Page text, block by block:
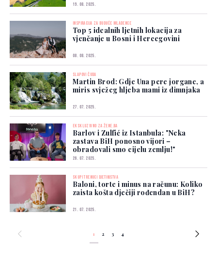
19. 08. 2025.
INSPIRACIJA ZA BUDUĆE MLADENCE
Top 5 idealnih ljetnih lokacija za
vjenčanje u Bosni i Hercegovini
08. 08. 2025.
SLAPOVI ČUDA
Martin Brod: Gdje Una pere jorgane, a
miris svježeg hljeba mami iz dimnjaka
27. 07. 2025.
EKSKLUZIVNO ZA ŽENE.BA
Barlov i Zulfić iz Istanbula: "Neka
zastava BiH ponosno vijori –
obradovali smo cijelu zemlju!"
26. 07. 2025.
SKUPI TRENUCI DJETINJSTVA
Baloni, torte i minus na računu: Koliko
zaista košta dječiji rođendan u BiH?
21. 07. 2025.
1 2 3 4